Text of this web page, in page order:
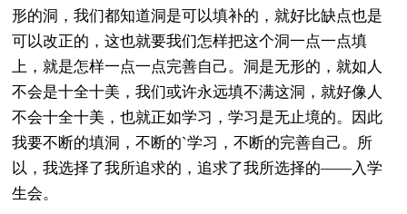
形的洞，我们都知道洞是可以填补的，就好比缺点也是
可以改正的，这也就要我们怎样把这个洞一点一点填
上，就是怎样一点一点完善自己。洞是无形的，就如人
不会是十全十美，我们或许永远填不满这洞，就好像人
不会十全十美，也就正如学习，学习是无止境的。因此
我要不断的填洞，不断的`学习，不断的完善自己。所
以，我选择了我所追求的，追求了我所选择的——入学
生会。